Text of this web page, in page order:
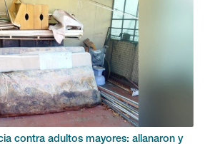
contra adultos mayores: allanaron y